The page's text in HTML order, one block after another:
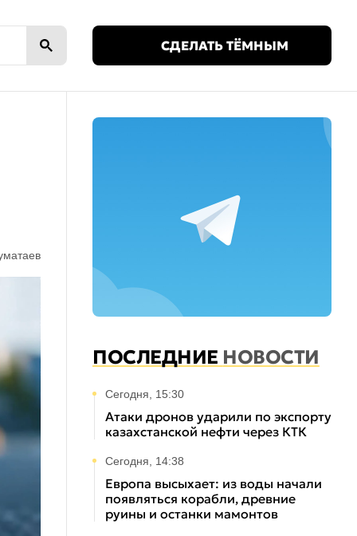
СДЕЛАТЬ ТЁМНЫМ
ПОСЛЕДНИЕ НОВОСТИ
Сегодня, 15:30
Атаки дронов ударили по экспорту
казахстанской нефти через КТК
Сегодня, 14:38
Европа высыхает: из воды начали
появляться корабли, древние
руины и останки мамонтов